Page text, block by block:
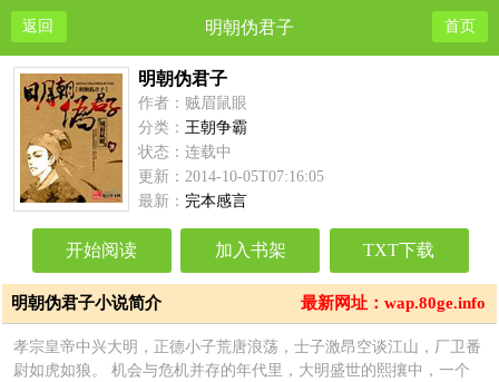
返回 明朝伪君子 首页
明朝伪君子
作者：贼眉鼠眼
分类：王朝争霸
状态：连载中
更新：2014-10-05T07:16:05
最新： 完本感言
开始阅读 加入书架 TXT下载
最新网址：wap.80ge.info
明朝伪君子小说简介
孝宗皇帝中兴大明，正德小子荒唐浪荡，士子激昂空谈江山，厂卫番
尉如虎如狼。 机会与危机并存的年代里，大明盛世的熙攘中，一个